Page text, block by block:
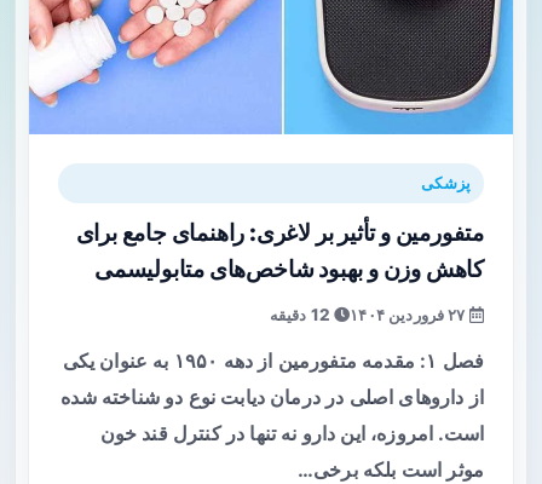
پزشکی
متفورمین و تأثیر بر لاغری: راهنمای جامع برای
کاهش وزن و بهبود شاخص‌های متابولیسمی
12 دقیقه
فصل ۱: مقدمه متفورمین از دهه ۱۹۵۰ به عنوان یکی
از داروهای اصلی در درمان دیابت نوع دو شناخته شده
است. امروزه، این دارو نه تنها در کنترل قند خون
موثر است بلکه برخی…